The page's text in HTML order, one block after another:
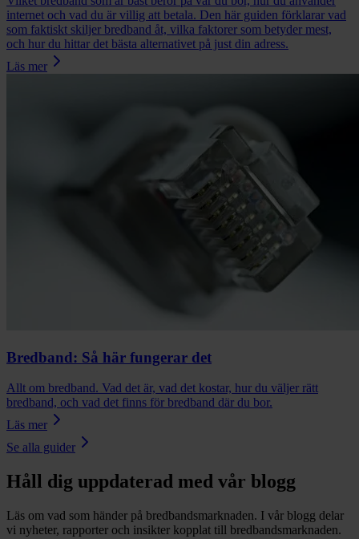
internet och vad du är villig att betala. Den här guiden förklarar vad
som faktiskt skiljer bredband åt, vilka faktorer som betyder mest,
och hur du hittar det bästa alternativet på just din adress.
Läs mer
Bredband: Så här fungerar det
Allt om bredband. Vad det är, vad det kostar, hur du väljer rätt
bredband, och vad det finns för bredband där du bor.
Läs mer
Se alla guider
Håll dig uppdaterad med vår blogg
Läs om vad som händer på bredbandsmarknaden. I vår blogg delar
vi nyheter, rapporter och insikter kopplat till bredbandsmarknaden.